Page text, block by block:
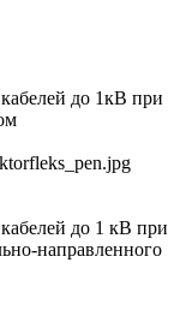
до 1кВ при
до 1 кВ при
направленного